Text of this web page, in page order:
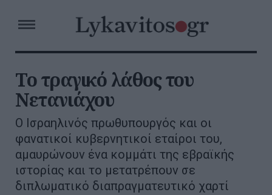
Το τραγικό λάθος του
Νετανιάχου
Ο Ισραηλινός πρωθυπουργός και οι
φανατικοί κυβερνητικοί εταίροι του,
αμαυρώνουν ένα κομμάτι της εβραϊκής
ιστορίας και το μετατρέπουν σε
διπλωματικό διαπραγματευτικό χαρτί